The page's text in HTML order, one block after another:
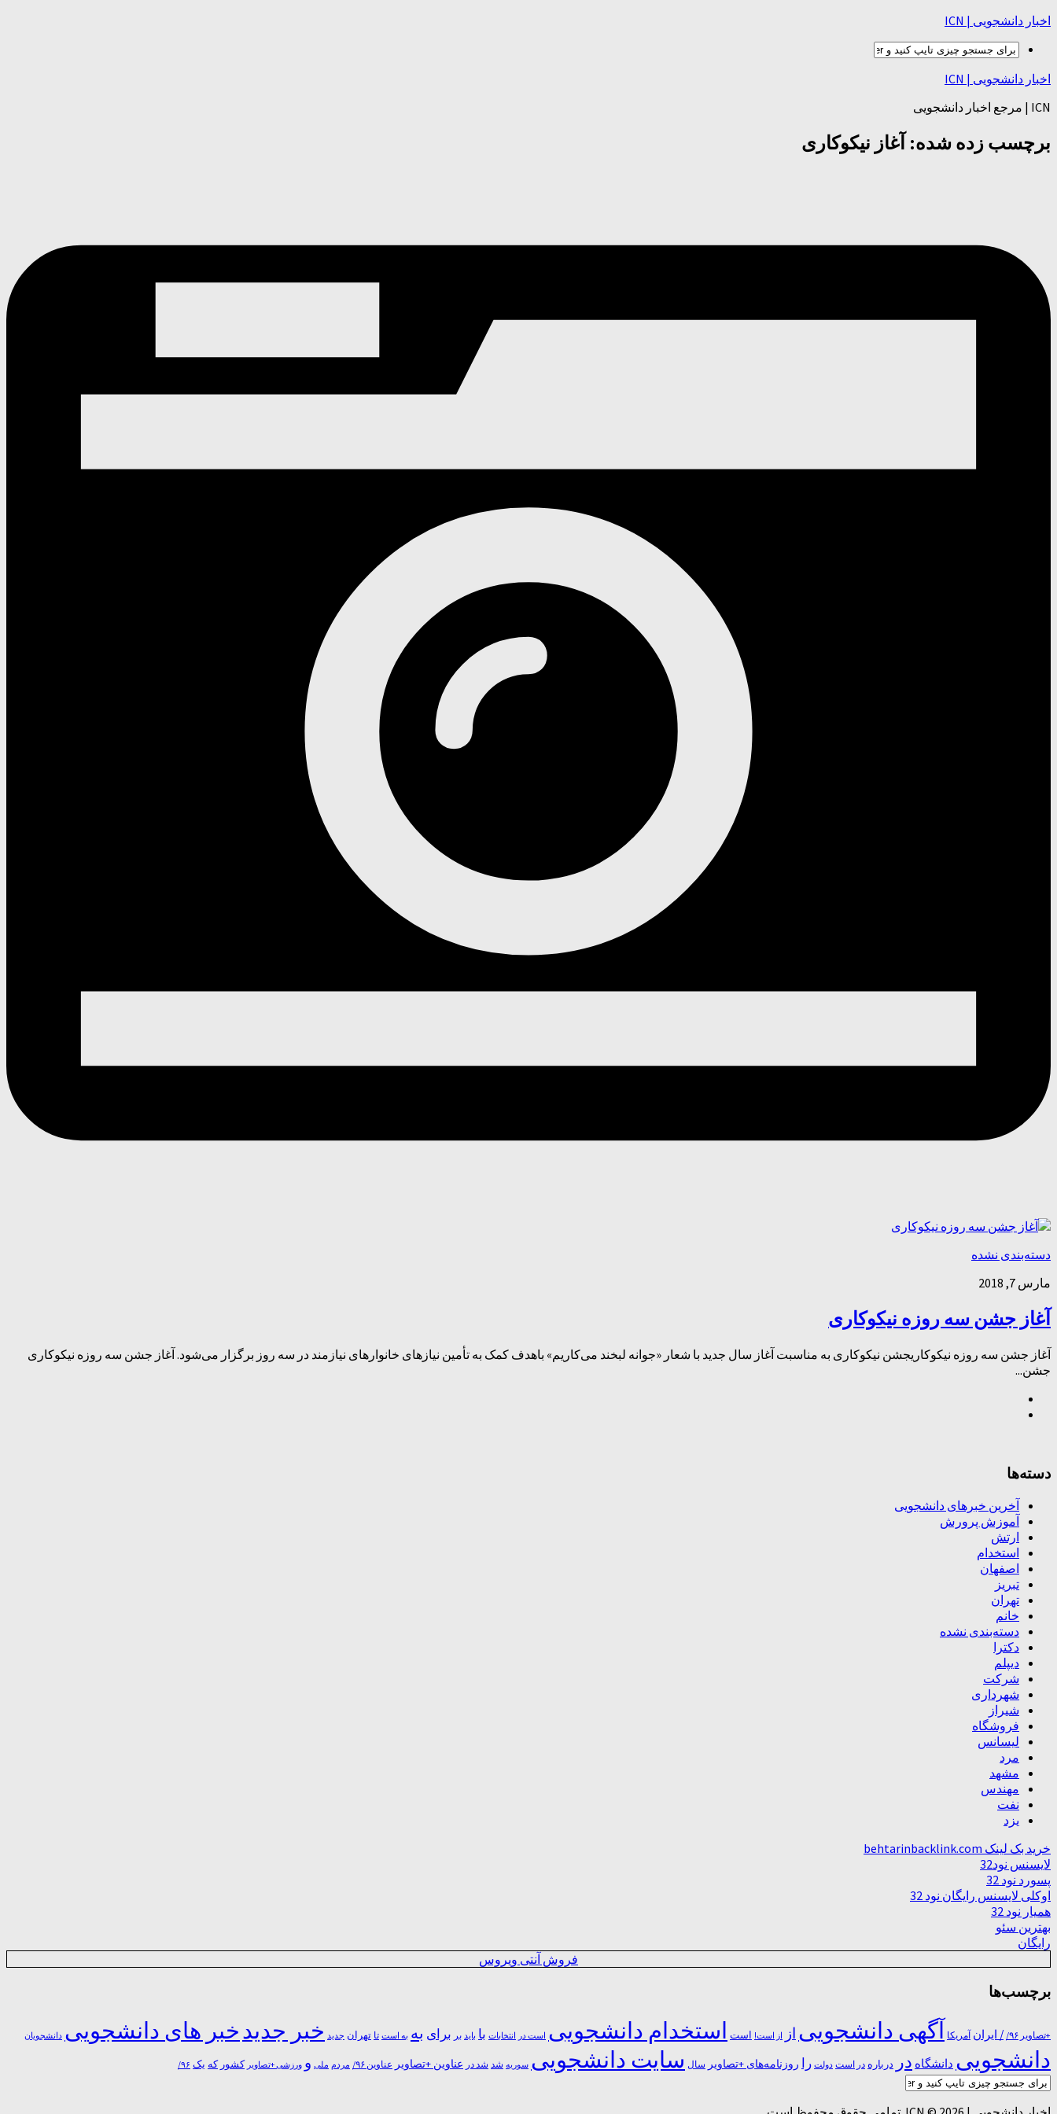
اخبار دانشجویی | ICN
اخبار دانشجویی | ICN
ICN | مرجع اخبار دانشجویی
برچسب زده شده: آغاز نیکوکاری
دسته‌بندی نشده
مارس 7, 2018
آغاز جشن سه روزه نیکوکاری
آغاز جشن سه روزه نیکوکاریجشن نیکوکاری به مناسبت آغاز سال جدید با شعار «جوانه لبخند می‌کاریم» باهدف کمک به تأمین نیازهای خانوارهای نیازمند در سه روز برگزار می‌شود. آغاز جشن سه روزه نیکوکاری
جشن...
دسته‌ها
آخرین خبرهای دانشجویی
آموزش پرورش
ارتش
استخدام
اصفهان
تبریز
تهران
خانم
دسته‌بندی نشده
دکترا
دیپلم
شرکت
شهرداری
شیراز
فروشگاه
لیسانس
مرد
مشهد
مهندس
نفت
یزد
خرید بک لینک behtarinbacklink.com
لایسنس نود32
پسورد نود 32
اوکلی لایسنس رایگان نود 32
همیار نود 32
بهترین سئو
رایگان
فروش آنتی ویروس
برچسب‌ها
+تصاویر ۹۶/ / ایران آمریکا آگهی دانشجویی از از است! است استخدام دانشجویی است در انتخابات با باید بر برای به به است تا تهران جدید خبر جدیدخبر های دانشجویی دانشجویان
دانشجویی دانشگاه در درباره در ﺍﺳﺖ دولت را روزنامه‌های +تصاویر سال سایت دانشجویی سوریه شد شد در عناوین +تصاویر عناوین ۹۶/ مردم ملی و ورزشی +تصاویر کشور که یک ۹۶/